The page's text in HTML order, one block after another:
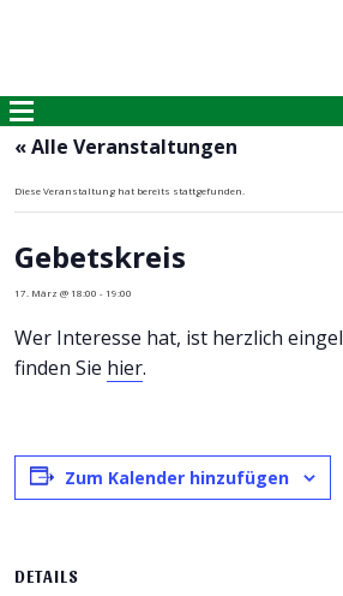
« Alle Veranstaltungen
Diese Veranstaltung hat bereits stattgefunden.
Gebetskreis
17. März @ 18:00 - 19:00
Wer Interesse hat, ist herzlich
finden Sie hier.
Zum Kalender hinzufügen
DETAILS